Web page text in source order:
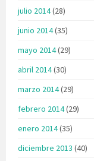
julio 2014(28)
junio 2014(35)
mayo 2014(29)
abril 2014(30)
marzo 2014(29)
febrero 2014(29)
enero 2014(35)
diciembre 2013 (40)